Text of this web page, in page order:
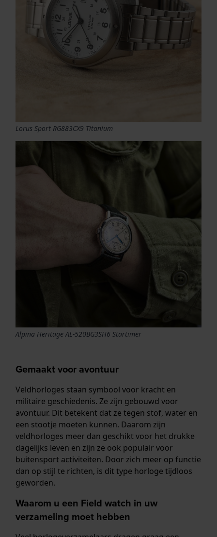
Lorus Sport RG883CX9 Titanium
Alpina Heritage AL-520BG3SH6 Startimer
Gemaakt voor avontuur
Veldhorloges staan symbool voor kracht en
militaire geschiedenis. Ze zijn gebouwd voor
avontuur. Dit betekent dat ze tegen stof, water en
een stootje moeten kunnen. Daarom zijn
veldhorloges meer dan geschikt voor het drukke
dagelijks leven en zijn ze ook populair voor
buitensport activiteiten. Door zich meer op functie
dan op stijl te richten, is dit type horloge tijdloos
geworden.
Waarom u een Field watch in uw
verzameling moet hebben